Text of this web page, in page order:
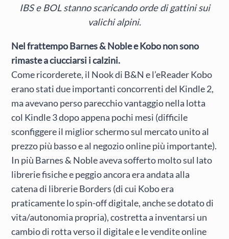
IBS e BOL stanno scaricando orde di gattini sui
valichi alpini.
Nel frattempo Barnes & Noble e Kobo non sono
rimaste a ciucciarsi i calzini.
Come ricorderete, il Nook di B&N e l’eReader Kobo
erano stati due importanti concorrenti del Kindle 2,
ma avevano perso parecchio vantaggio nella lotta
col Kindle 3 dopo appena pochi mesi (difficile
sconfiggere il miglior schermo sul mercato unito al
prezzo più basso e al negozio online più importante).
In più Barnes & Noble aveva sofferto molto sul lato
librerie fisiche e peggio ancora era andata alla
catena di librerie Borders (di cui Kobo era
praticamente lo spin-off digitale, anche se dotato di
vita/autonomia propria), costretta a inventarsi un
cambio di rotta verso il digitale e le vendite online